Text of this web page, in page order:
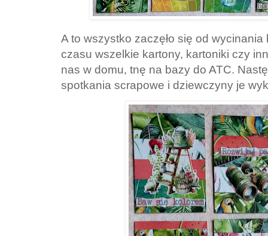
A to wszystko zaczęło się od
czasu wszelkie kartony, kartoniki czy
nas w domu, tnę na bazy do ATC.
spotkania scrapowe i dziewczyny je